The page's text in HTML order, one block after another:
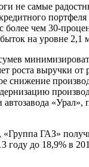
не самые
более чем 30-
на уровне 2,1
роста выручки
снижение
ГАЗ»
году до 18,9% в